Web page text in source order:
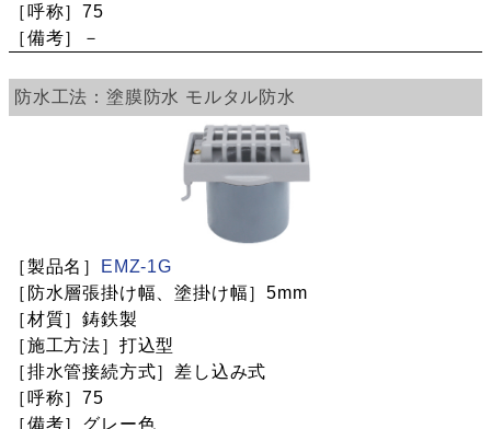
75
－
塗膜防水 モルタル防水
EMZ-1G
5mm
鋳鉄製
打込型
差し込み式
75
グレー色